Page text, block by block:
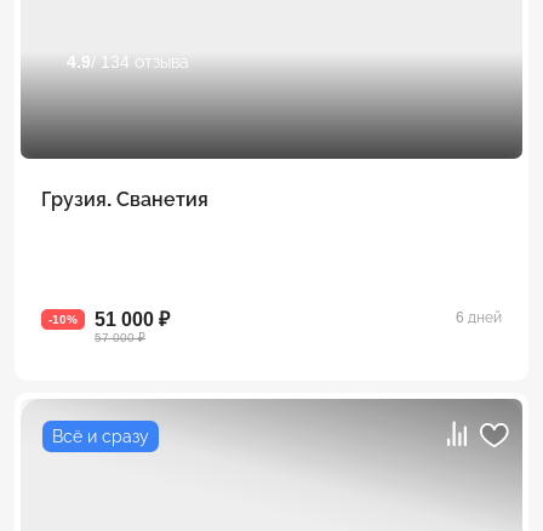
4.9 / 134 отзыва
Грузия. Сванетия
-10% 51 000 ₽
57 000 ₽
6 дней
Всё и сразу